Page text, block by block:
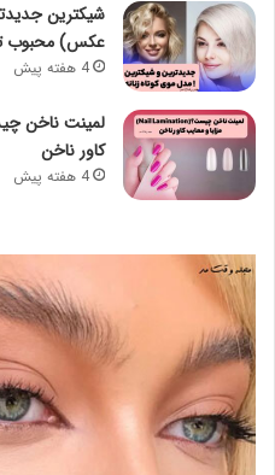
شیکترین
عکس) محبوب
4 هفته پیش
لمینت ناخن
کاور ناخن
4 هفته پیش